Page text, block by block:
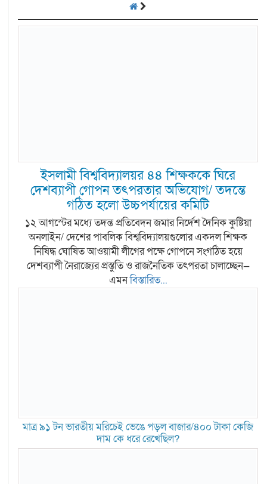
ইসলামী বিশ্ববিদ্যালয়র ৪৪ শিক্ষককে ঘিরে
দেশব্যাপী গোপন তৎপরতার অভিযোগ/ তদন্তে
গঠিত হলো উচ্চপর্যায়ের কমিটি
১২ আগস্টের মধ্যে তদন্ত প্রতিবেদন জমার নির্দেশ দৈনিক কুষ্টিয়া
অনলাইন/ দেশের পাবলিক বিশ্ববিদ্যালয়গুলোর একদল শিক্ষক
নিষিদ্ধ ঘোষিত আওয়ামী লীগের পক্ষে গোপনে সংগঠিত হয়ে
দেশব্যাপী নৈরাজ্যের প্রস্তুতি ও রাজনৈতিক তৎপরতা চালাচ্ছেন—
এমনবিস্তারিত...
মাত্র ৯১ টন ভারতীয় মরিচেই ভেঙে পড়ল বাজার/৪০০ টাকা কেজি
দাম কে ধরে রেখেছিল?